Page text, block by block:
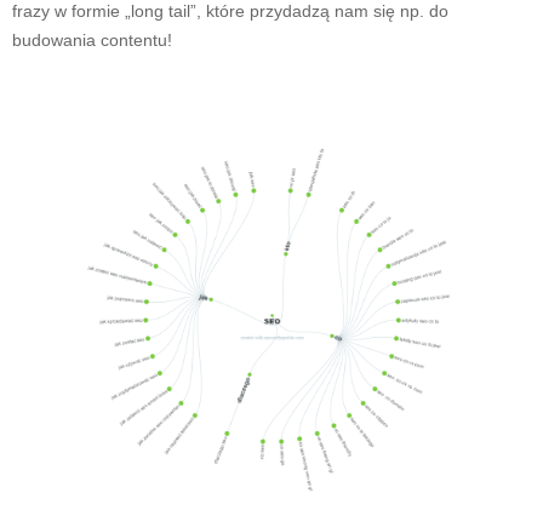
frazy w formie „long tail”, które przydadzą nam się np. do
budowania contentu!